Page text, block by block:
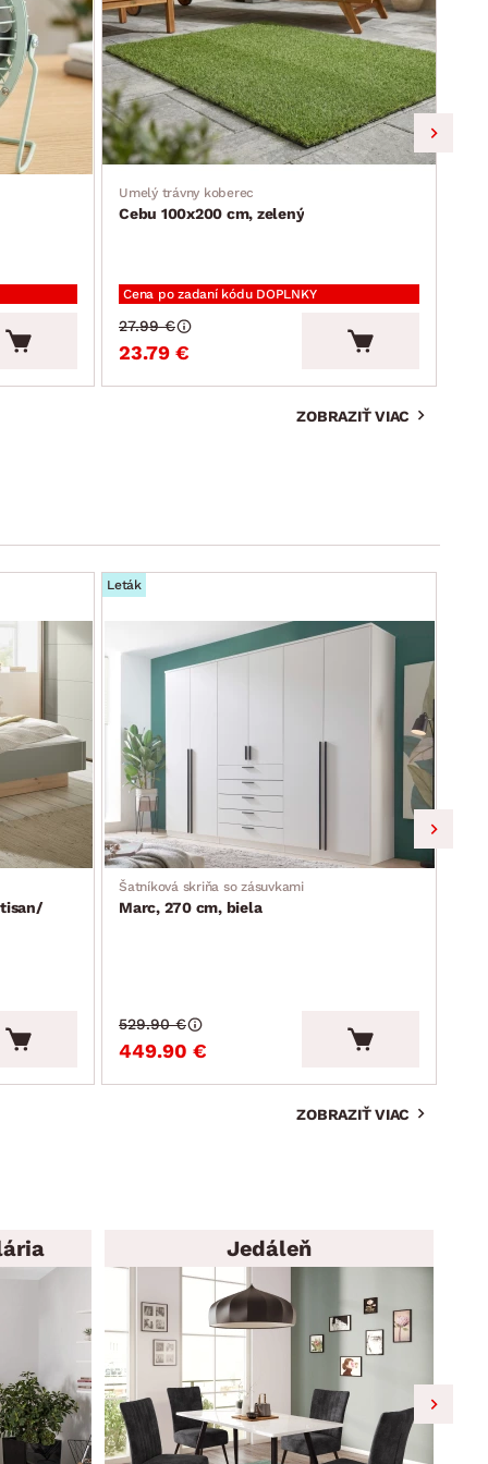
Umelý trávny koberec
Cebu 100x200 cm, zelený
Cena po zadaní kódu DOPLNKY
23.79 €
27.99 €
ZOBRAZIŤ VIAC
Leták
Šatníková skriňa so zásuvkami
Marc, 270 cm, biela
449.90 €
529.90 €
ZOBRAZIŤ VIAC
Jedáleň